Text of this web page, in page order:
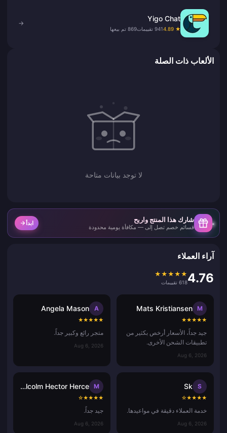
Yigo Chat
★ 4.89 941 تقييمات 869 تم بيعها
→
الألعاب ذات الصلة
لا توجد بيانات متاحة
شارك هذا المنتج واربح
قسائم خصم تصل إلى — مكافأة يومية محدودة
ابدأ
آراء العملاء
4.76
★
★
★
★
★
618 تقييمات
M
Mats Kristiansen
★
★
★
★
★
جيد جداً، الأسعار أرخص بكثير من
تطبيقات الشحن الأخرى.
Aug 6, 2026
A
Angela Mason
★
★
★
★
★
متجر رائع وكبير جداً.
Aug 6, 2026
S
Sk
★
★
★
★
☆
خدمة العملاء دقيقة في مواعيدها.
Aug 6, 2026
M
Malcolm Hector Herce
★
★
★
★
☆
جيد جداً.
Aug 6, 2026